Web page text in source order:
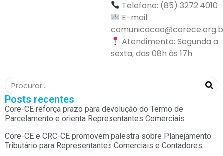
Telefone: (85) 3272.4010
E-mail:
Atendimento: Segunda a
sexta, das 08h às 17h
Posts recentes
Core-CE reforça prazo para devolução do Termo de
Parcelamento e orienta Representantes Comerciais
Core-CE e CRC-CE promovem palestra sobre Planejamento
Tributário para Representantes Comerciais e Contadores